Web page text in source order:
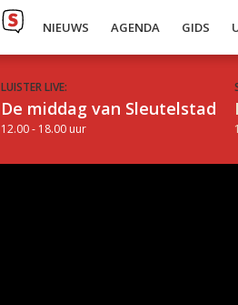
NIEUWS AGENDA GIDS
LUISTER LIVE:
De middag van Sleutelstad
12.00 - 18.00 uur